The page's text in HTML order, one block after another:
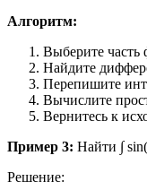
Алгоритм:
Выберите
Найдите
Перепишите
Вычислите
Вернитесь к
Пример 3: Найти ∫
Решение: